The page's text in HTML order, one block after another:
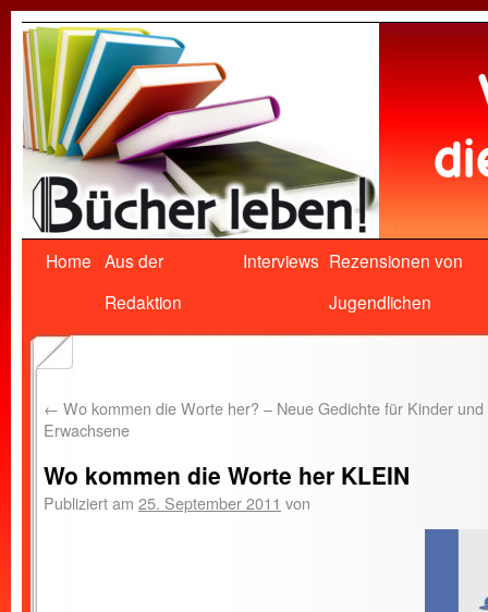
Home Aus der
Redaktion
Interviews Rezensionen von
Jugendlichen
← Wo kommen die Worte her? – Neue Gedichte für Kinder und
Erwachsene
Wo kommen die Worte her KLEIN
Publiziert am 25. September 2011 von